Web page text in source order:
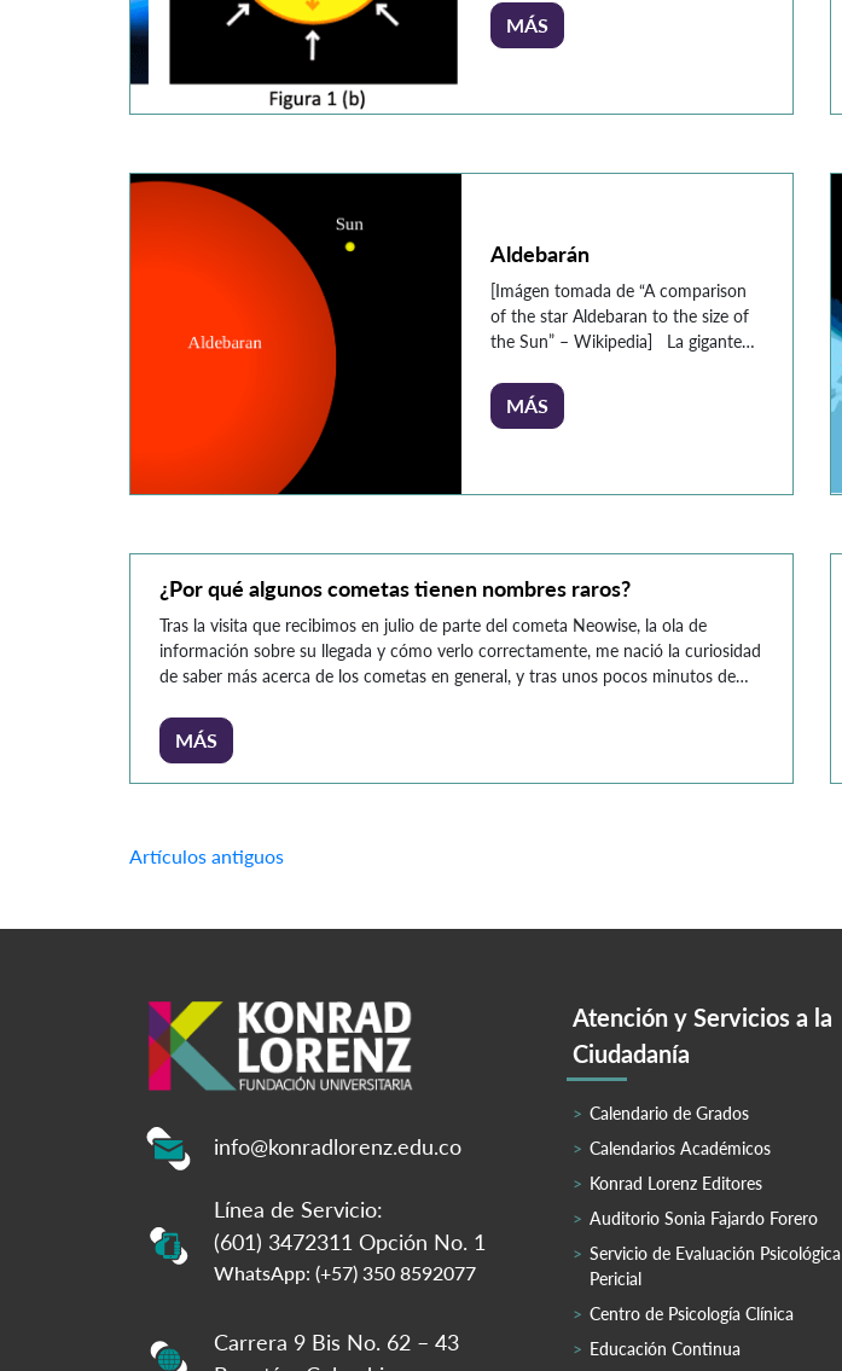
estrellas? Una estrella es una esfera
luminosa de gas, mayormente de
fusiones termonucleares y su propia
MÁS
Aldebarán
[Imágen tomada de “A comparison
of the star Aldebaran to the size of
the Sun” – Wikipedia] La gigante
diversas teorías de conspiración y de
historias de ciencia ficción en las
estrella. Entre estas historias de […]
MÁS
¿Por qué algunos cometas tienen nombres raros?
Tras la visita que recibimos en julio de parte del cometa Neowise, la ola de
información sobre su llegada y cómo verlo correctamente, me nació la curiosidad
de saber más acerca de los cometas en general, y tras unos pocos minutos de
MÁS
Navegación
Artículos antiguos
info@konradlorenz.edu.co
Línea de Servicio:
(601) 3472311 Opción No. 1
WhatsApp: (+57) 350 8592077
Carrera 9 Bis No. 62 – 43
Atención y Servicios a la
Ciudadanía
Calendario de Grados
Calendarios Académicos
Konrad Lorenz Editores
Auditorio Sonia Fajardo Forero
Servicio de Evaluación Psicológica
Pericial
Centro de Psicología Clínica
Educación Continua